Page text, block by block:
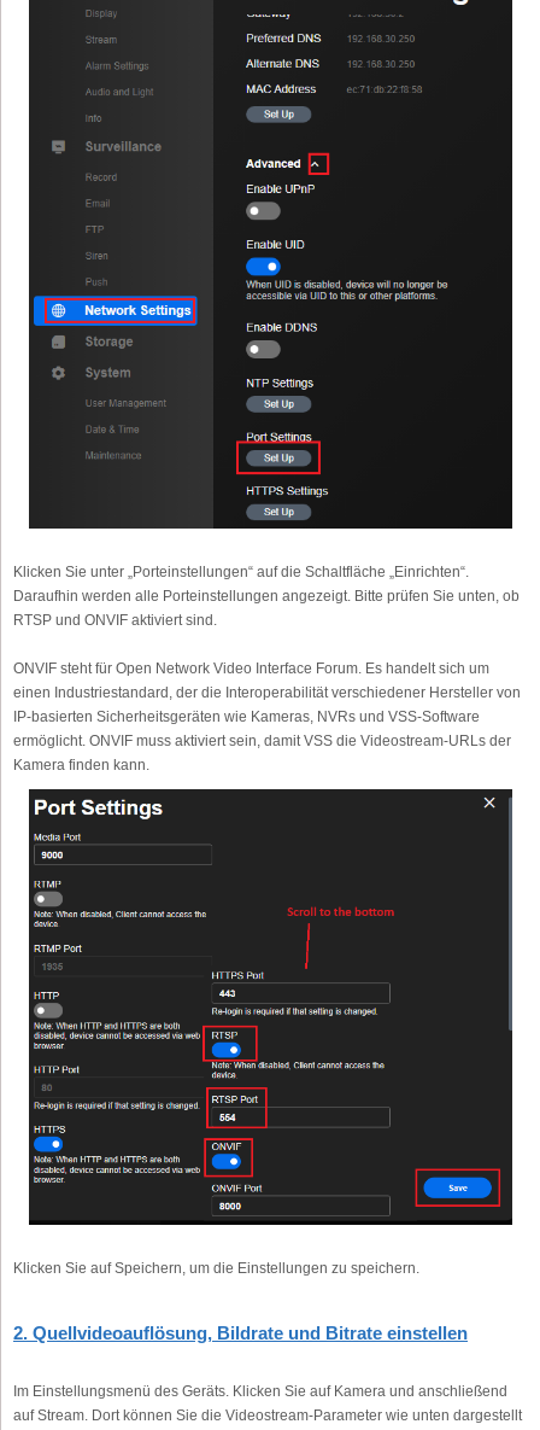
Klicken Sie unter „Porteinstellungen“ auf die Schaltfläche „Einrichten“.
Daraufhin werden alle Porteinstellungen angezeigt. Bitte prüfen Sie unten, ob
RTSP und ONVIF aktiviert sind.
ONVIF steht für Open Network Video Interface Forum. Es handelt sich um
einen Industriestandard, der die Interoperabilität verschiedener Hersteller von
IP-basierten Sicherheitsgeräten wie Kameras, NVRs und VSS-Software
ermöglicht. ONVIF muss aktiviert sein, damit VSS die Videostream-URLs der
Kamera finden kann.
Klicken Sie auf Speichern, um die Einstellungen zu speichern.
2. Quellvideoauflösung, Bildrate und Bitrate einstellen
Im Einstellungsmenü des Geräts. Klicken Sie auf Kamera und anschließend
auf Stream. Dort können Sie die Videostream-Parameter wie unten dargestellt